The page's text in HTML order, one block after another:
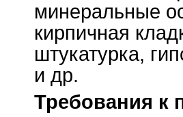
минеральные
кирпичная
штукатурка,
и др.
Требования к